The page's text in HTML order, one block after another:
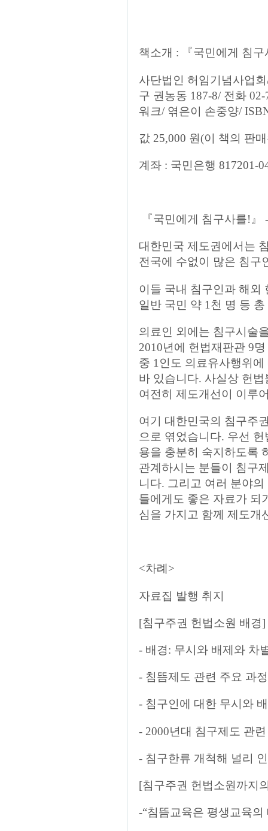
책소개 : 『국민에게 침
사단법인 허임기념사업
구 권농동 187-8/ 전화
워크/ 엮은이 손중양/
값 25,000 원(이 책의 판
계좌 : 국민은행 817201-
『국민에게 침구사를!』
대한민국 제도권에서는
전국에 수없이 많은 침구
이들 국내 침구인과 해외
일반 국민 약 1천 명 등
의료인 외에는 침구시술
2010년에 헌법재판관 9
중 1인도 의료유사행위
바 있습니다. 사실상 헌
여전히 제도개선이 이루
여기 대한민국의 침구주
으로 엮었습니다. 우선
용을 충분히 숙지하도록
관계하시는 분들이 침구
니다. 그리고 여러 분야
들에게도 좋은 자료가 되
심을 가지고 함께 제도개
<차례>
자료집 발행 취지
[침구주권 헌법소원 배경]
- 배경: 무시와 배제와 차
- 침뜸제도 관련 주요 과
- 침구인에 대한 무시와
- 2000년대 침구제도 관
- 침구한류 개척해 널리
[침구주권 헌법소원까지
-“침뜸교육은 평생교육의